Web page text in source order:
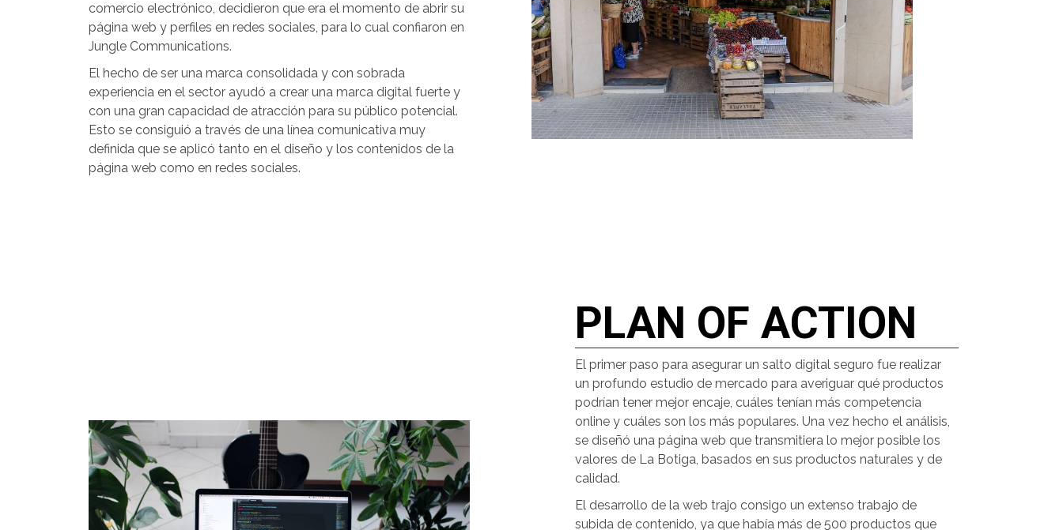
comercio electrónico, decidieron que era el momento de abrir su
página web y perfiles en redes sociales, para lo cual confiaron en
Jungle Communications.
El hecho de ser una marca consolidada y con sobrada
experiencia en el sector ayudó a crear una marca digital fuerte y
con una gran capacidad de atracción para su público potencial.
Esto se consiguió a través de una línea comunicativa muy
definida que se aplicó tanto en el diseño y los contenidos de la
página web como en redes sociales.
PLAN OF ACTION
El primer paso para asegurar un salto digital seguro fue realizar
un profundo estudio de mercado para averiguar qué productos
podrían tener mejor encaje, cuáles tenían más competencia
online y cuáles son los más populares. Una vez hecho el análisis,
se diseñó una página web que transmitiera lo mejor posible los
valores de La Botiga, basados en sus productos naturales y de
calidad.
El desarrollo de la web trajo consigo un extenso trabajo de
subida de contenido, ya que había más de 500 productos que